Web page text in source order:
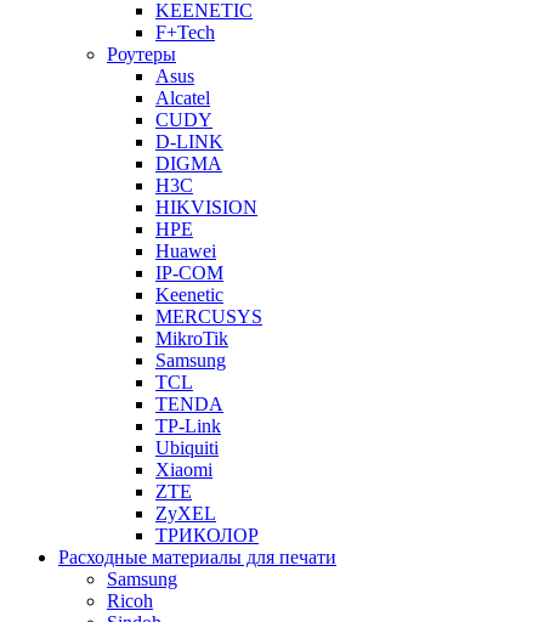
KEENETIC
F+Tech
Роутеры
Asus
Alcatel
CUDY
D-LINK
DIGMA
H3C
HIKVISION
HPE
Huawei
IP-COM
Keenetic
MERCUSYS
MikroTik
Samsung
TCL
TENDA
TP-Link
Ubiquiti
Xiaomi
ZTE
ZyXEL
ТРИКОЛОР
Расходные материалы для печати
Samsung
Ricoh